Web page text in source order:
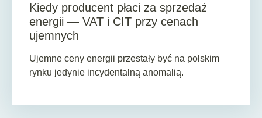
Kiedy producent płaci za sprzedaż
energii — VAT i CIT przy cenach
ujemnych
Ujemne ceny energii przestały być na polskim
rynku jedynie incydentalną anomalią.